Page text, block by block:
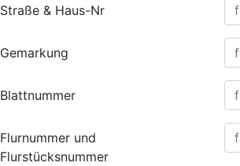
Straße & Haus-Nr
Gemarkung
Blattnummer
Flurnummer und
Flurstücksnummer